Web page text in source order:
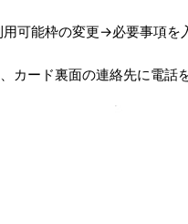
可能枠の変更→必要事項を
カード裏面の連絡先に電話